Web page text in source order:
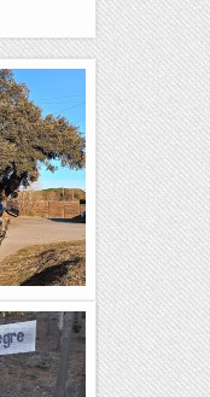
T700
Sant
i un